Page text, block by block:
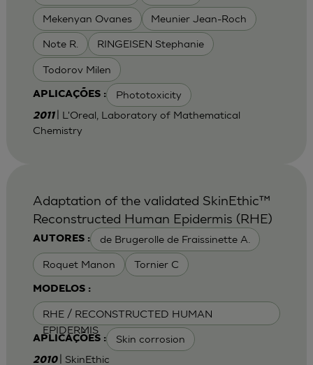
Mekenyan Ovanes Meunier Jean-Roch
Note R. RINGEISEN Stephanie
Todorov Milen
APLICAÇÕES : Phototoxicity
2011
| L'Oreal, Laboratory of Mathematical
Chemistry
AUTORES : de Brugerolle de Fraissinette A.
Roquet Manon Tornier C
MODELOS :
RHE / RECONSTRUCTED HUMAN
EPIDERMIS
APLICAÇÕES : Skin corrosion
Adaptation of the validated SkinEthic™
Reconstructed Human Epidermis (RHE)
2010 | SkinEthic